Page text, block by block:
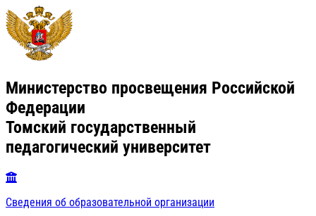
Министерство просвещения Российской
Федерации
Томский государственный
педагогический университет
Сведения об образовательной организации